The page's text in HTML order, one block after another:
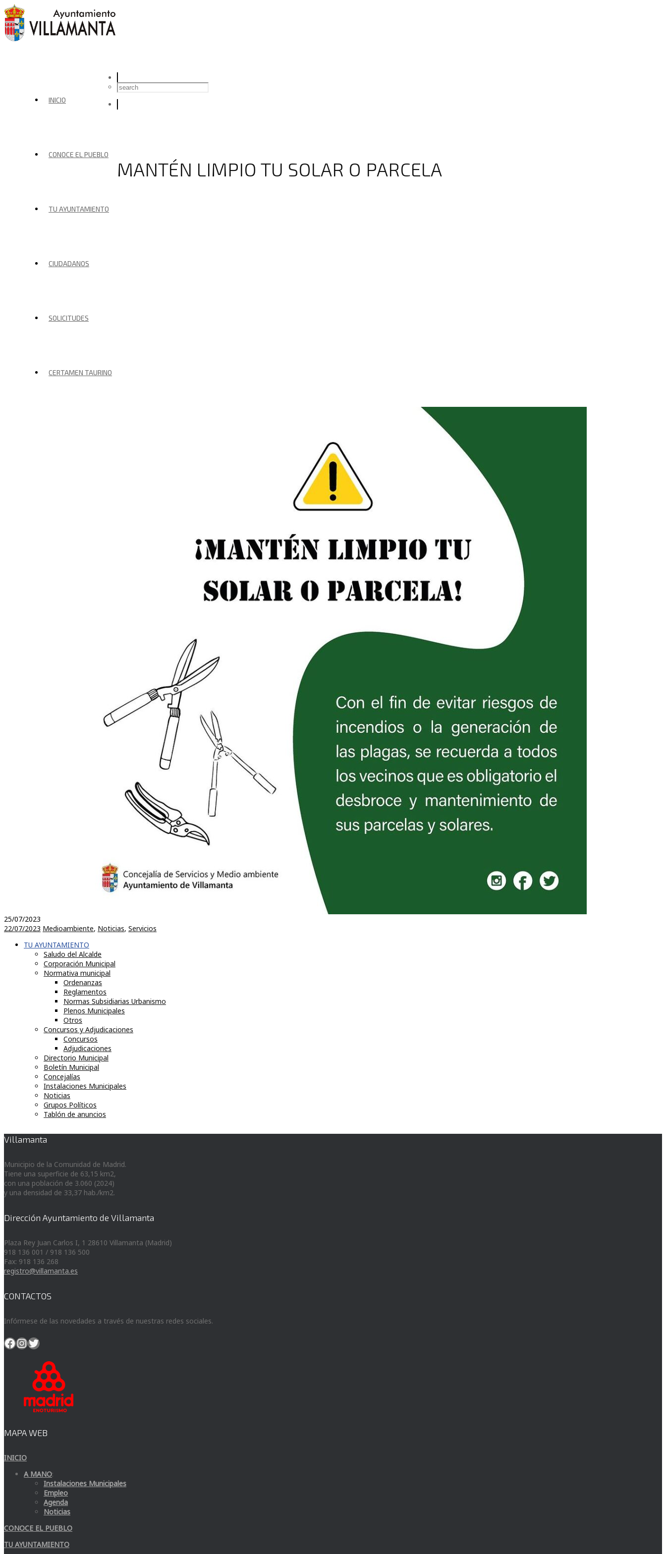
INICIO
CONOCE EL PUEBLO
TU AYUNTAMIENTO
CIUDADANOS
SOLICITUDES
CERTAMEN TAURINO
MANTÉN LIMPIO TU SOLAR O PARCELA
25/07/2023
22/07/2023 Medioambiente, Noticias, Servicios
TU AYUNTAMIENTO
Saludo del Alcalde
Corporación Municipal
Normativa municipal
Ordenanzas
Reglamentos
Normas Subsidiarias Urbanismo
Plenos Municipales
Otros
Concursos y Adjudicaciones
Concursos
Adjudicaciones
Directorio Municipal
Boletín Municipal
Concejalías
Instalaciones Municipales
Noticias
Grupos Políticos
Tablón de anuncios
Villamanta
Municipio de la Comunidad de Madrid.
Tiene una superficie de 63,15 km2,
con una población de 3.060 (2024)
y una densidad de 33,37 hab./km2.
Dirección Ayuntamiento de Villamanta
Plaza Rey Juan Carlos I, 1 28610 Villamanta (Madrid)
918 136 001 / 918 136 500
Fax: 918 136 268
registro@villamanta.es
CONTACTOS
Infórmese de las novedades a través de nuestras redes sociales.
Facebook
Instagram
Twitter
MAPA WEB
INICIO
A MANO:
Instalaciones Municipales
Empleo
Agenda
Noticias
CONOCE EL PUEBLO
TU AYUNTAMIENTO